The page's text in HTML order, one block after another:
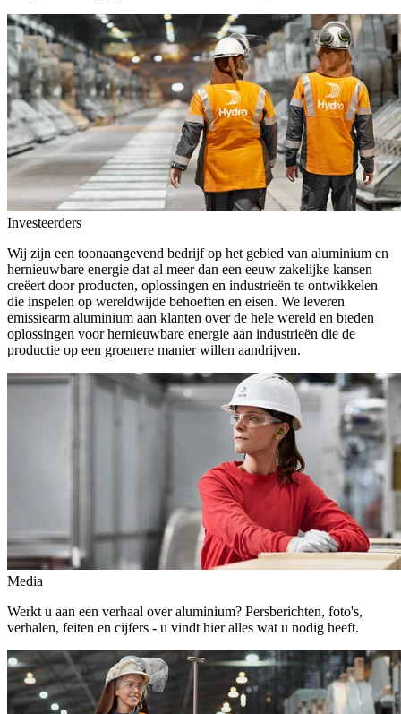
Investeerders
Wij zijn een toonaangevend bedrijf op het gebied van aluminium en
hernieuwbare energie dat al meer dan een eeuw zakelijke kansen
creëert door producten, oplossingen en industrieën te ontwikkelen
die inspelen op wereldwijde behoeften en eisen. We leveren
emissiearm aluminium aan klanten over de hele wereld en bieden
oplossingen voor hernieuwbare energie aan industrieën die de
productie op een groenere manier willen aandrijven.
Media
Werkt u aan een verhaal over aluminium? Persberichten, foto's,
verhalen, feiten en cijfers - u vindt hier alles wat u nodig heeft.